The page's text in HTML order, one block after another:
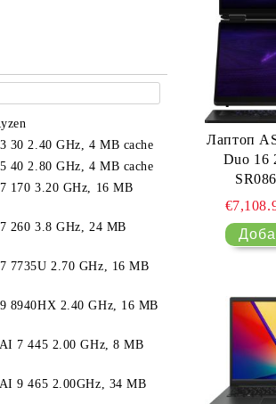
30 2.40 GHz, 4 MB cache
40 2.80 GHz, 4 MB cache
170 3.20 GHz, 16 MB
260 3.8 GHz, 24 MB
7735U 2.70 GHz, 16 MB
8940HX 2.40 GHz, 16 MB
7 445 2.00 GHz, 8 MB
9 465 2.00GHz, 34 MB
Лаптоп
Duo 16